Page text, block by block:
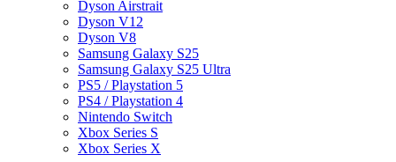
Dyson Airstrait
Dyson V12
Dyson V8
Samsung Galaxy S25
Samsung Galaxy S25 Ultra
PS5 / Playstation 5
PS4 / Playstation 4
Nintendo Switch
Xbox Series S
Xbox Series X